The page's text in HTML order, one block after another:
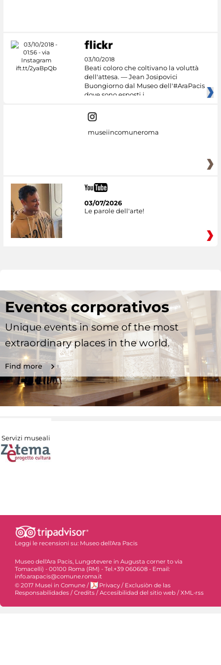
03/10/2018
Beati coloro che coltivano la voluttà
dell'attesa. — Jean Josipovici
Buongiorno dal Museo dell'#AraPacis
dove sono esposti i
museiincomuneroma
03/07/2026
Le parole dell'arte!
Eventos corporativos
Unique events in some of the most
extraordinary places in the world.
Find more
Servizi museali
Leggi le recensioni su: Museo dell'Ara Pacis
Museo dell'Ara Pacis, Lungotevere in Augusta corner to via
Tomacelli) - 00100 Roma (RM) - Tel.+39 060608 - Email:
info.arapacis@comune.roma.it
© 2017 Musei in Comune / Privacy / Exclusiòn de las
Responsabilidades /Credits /Accesibilidad del sitio web /XML-rss